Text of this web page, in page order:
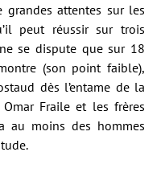
attentes sur les
peut réussir sur trois
se dispute que sur 18
(son point faible),
dès l’entame de la
Omar Fraile et les frères
au moins des hommes